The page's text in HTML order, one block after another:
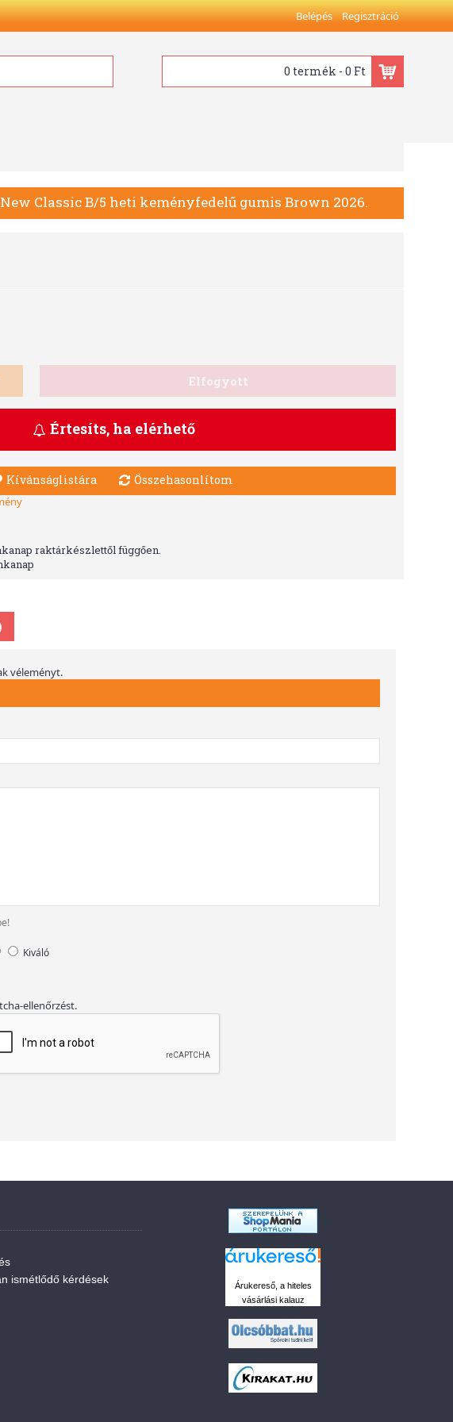
Belépés Regisztráció
0 termék - 0 Ft
Classic B/5 heti keményfedelű gumis Brown 2026.
Elfogyott
Értesíts, ha elérhető
Kívánságlistára Összehasonlítom
raktárkészlettől függően.
véleményt.
Kiváló
ellenőrzést.
ismétlődő kérdések
Árukereső, a hiteles
vásárlási kalauz